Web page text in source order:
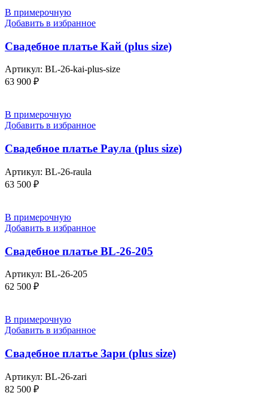
В примерочную
Добавить в избранное
Свадебное платье Кай (plus size)
Артикул: BL-26-kai-plus-size
63 900 ₽
В примерочную
Добавить в избранное
Свадебное платье Раула (plus size)
Артикул: BL-26-raula
63 500 ₽
В примерочную
Добавить в избранное
Свадебное платье BL-26-205
Артикул: BL-26-205
62 500 ₽
В примерочную
Добавить в избранное
Свадебное платье Зари (plus size)
Артикул: BL-26-zari
82 500 ₽